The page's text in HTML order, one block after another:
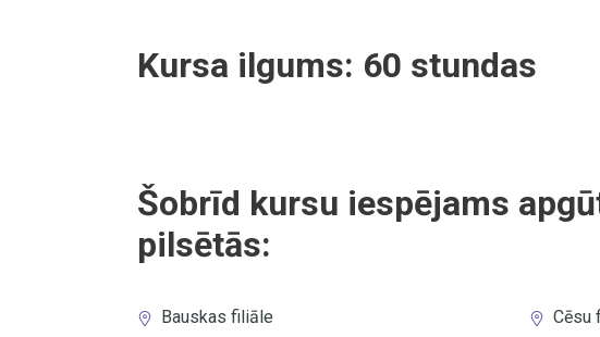
Kursa ilgums: 60 stundas
Šobrīd kursu iespējams
pilsētās:
Bauskas filiāle
Cēsu